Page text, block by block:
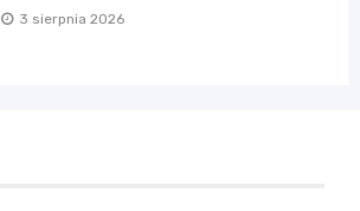
3 sierpnia 2026